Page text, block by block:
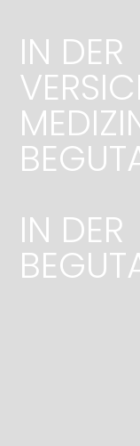
IN DER
IN DER